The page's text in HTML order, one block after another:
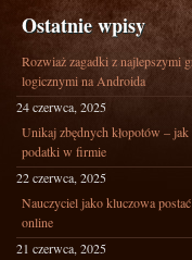
Ostatnie wpisy
Rozwiaż zagadki z najlepszymi
logicznymi na Androida
24 czerwca, 2025
Unikaj zbędnych kłopotów –
podatki w firmie
22 czerwca, 2025
Nauczyciel jako kluczowa
online
21 czerwca, 2025